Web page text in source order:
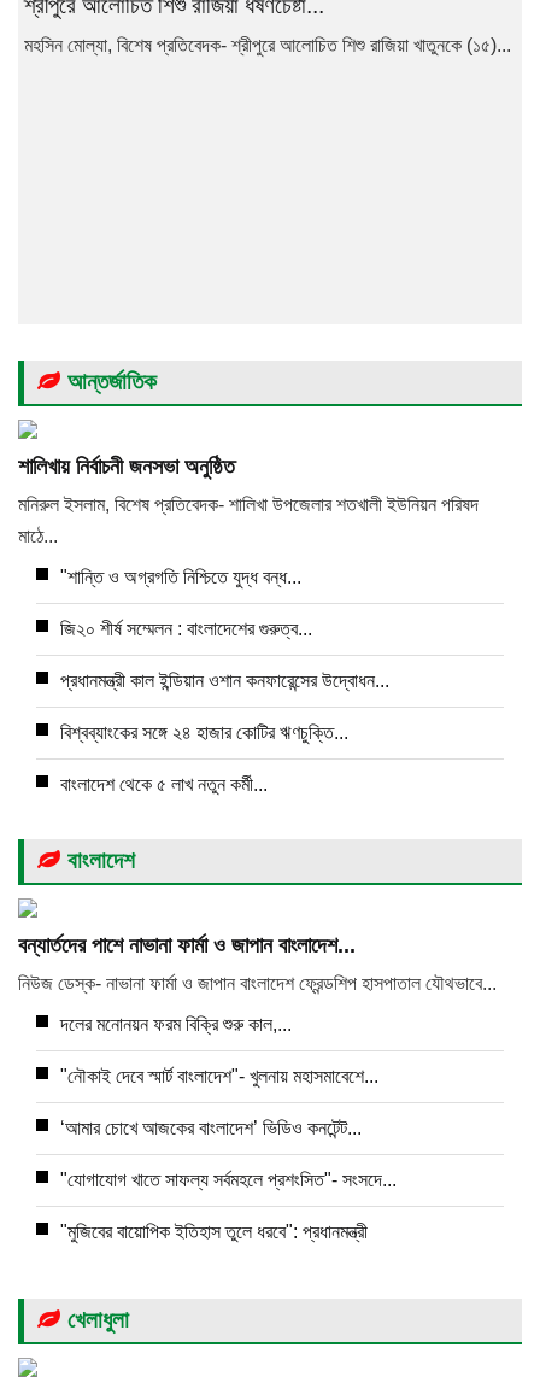
শ্রীপুরে আলোচিত শিশু রাজিয়া ধর্ষণচেষ্টা...
মহসিন মোল্যা, বিশেষ প্রতিবেদক- শ্রীপুরে আলোচিত শিশু রাজিয়া খাতুনকে (১৫)...
আন্তর্জাতিক
শালিখায় নির্বাচনী জনসভা অনুষ্ঠিত
মনিরুল ইসলাম, বিশেষ প্রতিবেদক- শালিখা উপজেলার শতখালী ইউনিয়ন পরিষদ
মাঠে...
"শান্তি ও অগ্রগতি নিশ্চিতে যুদ্ধ বন্ধ...
জি২০ শীর্ষ সম্মেলন : বাংলাদেশের গুরুত্ব...
প্রধানমন্ত্রী কাল ইন্ডিয়ান ওশান কনফারেন্সের উদ্বোধন...
বিশ্বব্যাংকের সঙ্গে ২৪ হাজার কোটির ঋণচুক্তি...
বাংলাদেশ থেকে ৫ লাখ নতুন কর্মী...
বাংলাদেশ
বন্যার্তদের পাশে নাভানা ফার্মা ও জাপান বাংলাদেশ...
নিউজ ডেস্ক- নাভানা ফার্মা ও জাপান বাংলাদেশ ফ্রেন্ডশিপ হাসপাতাল যৌথভাবে...
দলের মনোনয়ন ফরম বিক্রি শুরু কাল,...
"নৌকাই দেবে স্মার্ট বাংলাদেশ"- খুলনায় মহাসমাবেশে...
‘আমার চোখে আজকের বাংলাদেশ’ ভিডিও কনটেন্ট...
"যোগাযোগ খাতে সাফল্য সর্বমহলে প্রশংসিত"- সংসদে...
"মুজিবের বায়োপিক ইতিহাস তুলে ধরবে": প্রধানমন্ত্রী
খেলাধুলা